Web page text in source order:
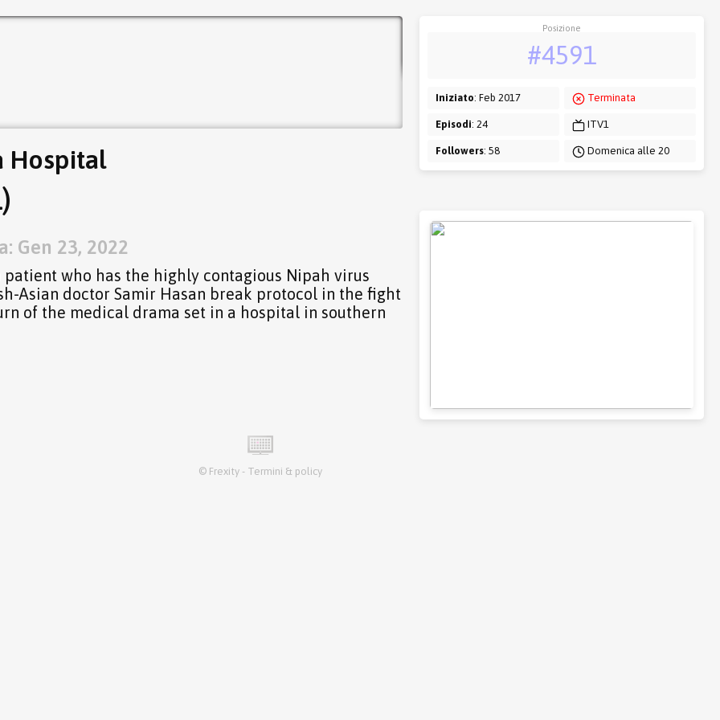
Hospital
Gen 23, 2022
who has the highly contagious Nipah virus
Asian doctor Samir Hasan break protocol in the fight
of the medical drama set in a hospital in southern
Posizione
#4591
Iniziato: Feb 2017
Episodi: 24
Followers: 58
Terminata
ITV1
Domenica alle 20
© Frexity - Termini & policy